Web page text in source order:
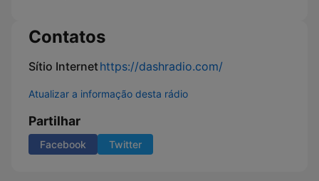
Contatos
Sítio Internethttps://dashradio.com/
Atualizar a informação desta rádio
Partilhar
Facebook Twitter